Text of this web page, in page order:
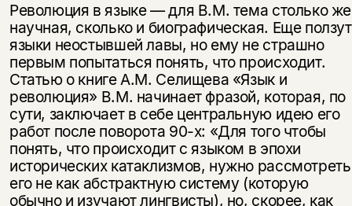
Революция в языке — для В.М. тема столько же
научная, сколько и био­графическая. Еще ползут
языки неостывшей лавы, но ему не страшно
первым попытаться понять, что происходит.
Статью о книге А.М. Селищева «Язык и
революция» В.М. начинает фразой, которая, по
сути, заключает в себе цент­ральную идею его
работ после поворота 90-х: «Для того чтобы
понять, что про­исходит с языком в эпохи
исторических катаклизмов, нужно рассмотреть
его не как абстрактную систему (которую
обычно и изучают лингвисты), но, ско­рее, как